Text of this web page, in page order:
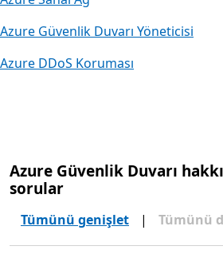
Azure Güvenlik Duvarı Yöneticisi
Azure DDoS Koruması
Azure Güvenlik Duvarı
sorular
Tümünü genişlet | Tümünü